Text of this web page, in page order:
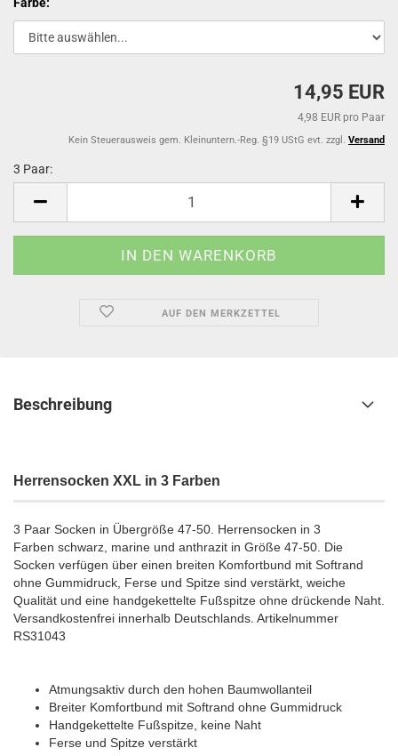
14,95 EUR
4,98 EUR pro Paar
Kein Steuerausweis gem. Kleinuntern.-Reg. §19 UStG evt. zzgl. Versand
3 Paar:
Paar
AUF DEN MERKZETTEL
Beschreibung
Herrensocken XXL in 3 Farben
3 Paar Socken in Übergröße 47-50. Herrensocken in 3
Farben schwarz, marine und anthrazit in Größe 47-50. Die
Socken verfügen über einen breiten Komfortbund mit Softrand
ohne Gummidruck, Ferse und Spitze sind verstärkt, weiche
Qualität und eine handgekettelte Fußspitze ohne drückende Naht.
Versandkostenfrei innerhalb Deutschlands. Artikelnummer
RS31043
Atmungsaktiv durch den hohen Baumwollanteil
Breiter Komfortbund mit Softrand ohne Gummidruck
Handgekettelte Fußspitze, keine Naht
Ferse und Spitze verstärkt